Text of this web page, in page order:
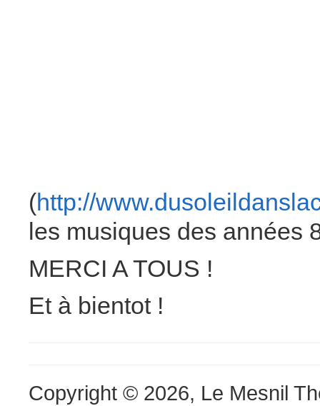
(http://
les musiques des années
MERCI A TOUS !
Et à bientot !
Copyright © 2026, Le Mesnil